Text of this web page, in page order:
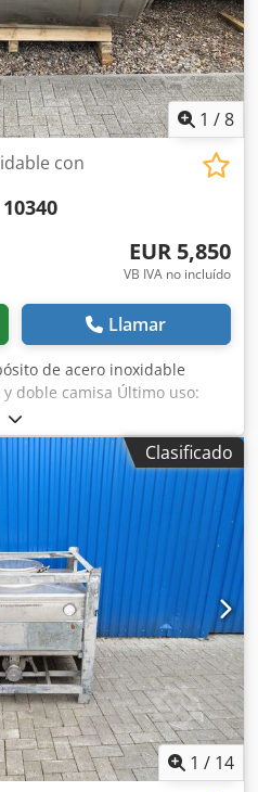
1 /8
con
10340
EUR 5,850
VB IVA no incluído
Llamar
de acero inoxidable
doble camisa Último uso:
10340 Volumen: Aprox.
tres patas Material (en
/ AISI304 Diseño: Aislado
inferior Fondo: Fondo plano
de funcionamiento
2030 mm Altura
Rex Ap Aowa Distancia
Altura de las patas: 390 mm
total: 2050 mm Materiales:
1.4301 / AISI 304
diámetro: 490 mm
Agitador de baja velocidad
con doble camisa
Clasificado
1 / 14